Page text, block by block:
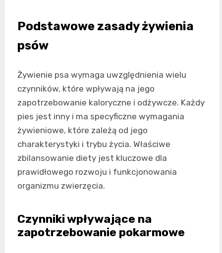
Podstawowe zasady żywienia
psów
Żywienie psa wymaga uwzględnienia wielu
czynników, które wpływają na jego
zapotrzebowanie kaloryczne i odżywcze. Każdy
pies jest inny i ma specyficzne wymagania
żywieniowe, które zależą od jego
charakterystyki i trybu życia. Właściwe
zbilansowanie diety jest kluczowe dla
prawidłowego rozwoju i funkcjonowania
organizmu zwierzęcia.
Czynniki wpływające na
zapotrzebowanie pokarmowe